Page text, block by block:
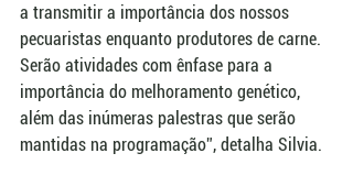
a transmitir a importância dos nossos
pecuaristas enquanto produtores de carne.
Serão atividades com ênfase para a
importância do melhoramento genético,
além das inúmeras palestras que serão
mantidas na programação”, detalha Silvia.